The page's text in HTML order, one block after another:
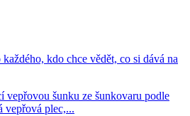
kdo chce vědět, co si dává na
vepřovou šunku ze šunkovaru podle
vepřová plec,...